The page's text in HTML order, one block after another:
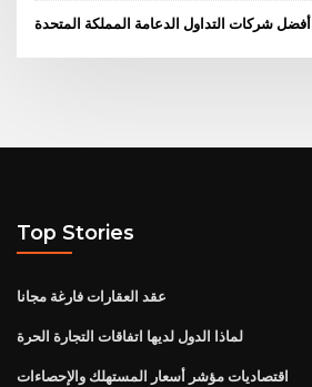
أفضل شركات التداول الدعامة المملكة المتحدة
Top Stories
عقد العقارات فارغة مجانا
لماذا الدول لديها اتفاقات التجارة الحرة
اقتصاديات مؤشر أسعار المستهلك والإحصاءات